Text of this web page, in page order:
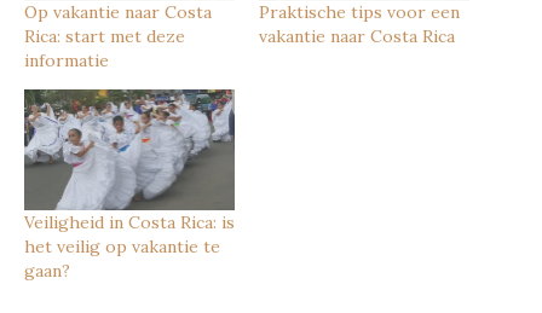
Op vakantie naar Costa
Rica: start met deze
informatie
Praktische tips voor een
vakantie naar Costa Rica
Veiligheid in Costa Rica: is
het veilig op vakantie te
gaan?